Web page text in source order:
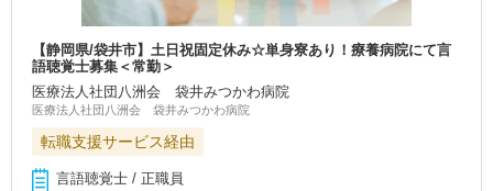
【静岡県/袋井市】土日祝固定休み☆単身寮あり！療養病院にて言
語聴覚士募集＜常勤＞
医療法人社団八洲会 袋井みつかわ病院
医療法人社団八洲会 袋井みつかわ病院
転職支援サービス経由
言語聴覚士 / 正職員